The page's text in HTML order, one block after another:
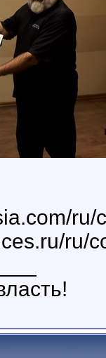
ru/
ru/